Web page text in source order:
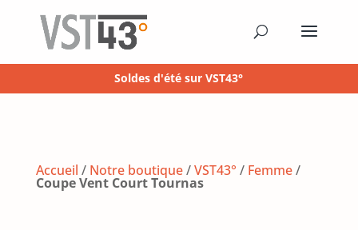
Soldes d'été sur VST43°
Accueil / Notre boutique/VST43° / Femme/
Coupe Vent Court Tournas